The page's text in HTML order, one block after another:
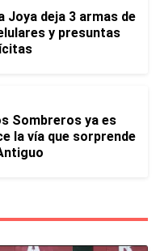
Joya deja 3 armas de
y presuntas
Sombreros ya es
la vía que sorprende